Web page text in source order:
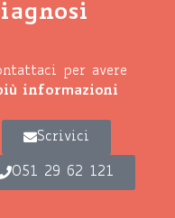
per avere
informazioni
Scrivici
051 29 62 121